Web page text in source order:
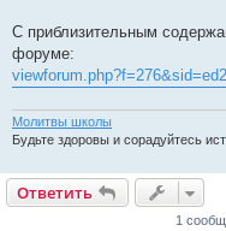
С приблизительным
форуме:
Молитвы школы
Будьте здоровы и сорадуйтесь
Ответить
1